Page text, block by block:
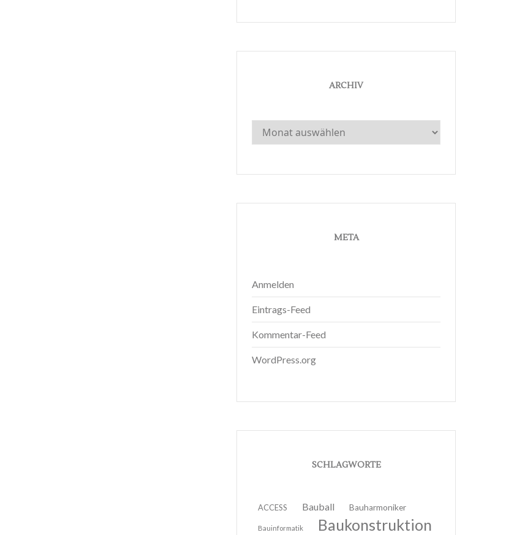
ARCHIV
Archiv
META
Anmelden
Eintrags-Feed
Kommentar-Feed
WordPress.org
SCHLAGWORTE
ACCESS Bauball Bauharmoniker
Bauinformatik Baukonstruktion